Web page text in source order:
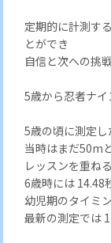
定期的に計測す
とができ
自信と次への挑
5歳から忍者ナ
5歳の頃に測定し
当時はまだ50m
レッスンを重ね
6歳時には 14.48
幼児期のタイミ
最新の測定では